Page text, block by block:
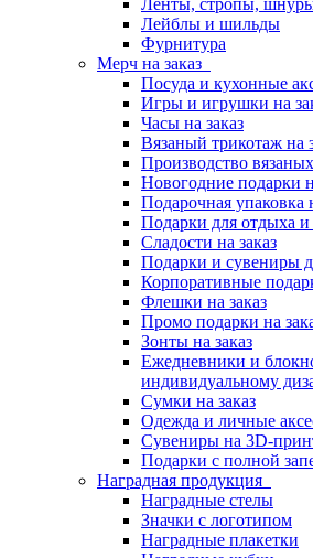
Ленты, стропы,
Лейблы и шильды
Фурнитура
Мерч на заказ
Посуда и кухонные
Игры и игрушки на
Часы на заказ
Вязаный трикотаж на
Производство
Новогодние подарки
Подарочная упаковка
Подарки для отдыха и
Сладости на заказ
Подарки и сувениры
Корпоративные
Флешки на заказ
Промо подарки на
Зонты на заказ
Ежедневники и
индивидуальному
Сумки на заказ
Одежда и личные
Сувениры на 3D-
Подарки с полной
Наградная продукция
Наградные стелы
Значки с логотипом
Наградные плакетки